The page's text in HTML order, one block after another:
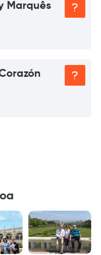
Marquês